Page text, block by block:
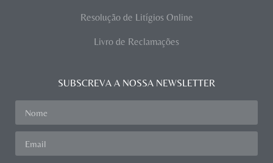
Resolução de Litígios Online
Livro de Reclamações
SUBSCREVA A NOSSA NEWSLETTER